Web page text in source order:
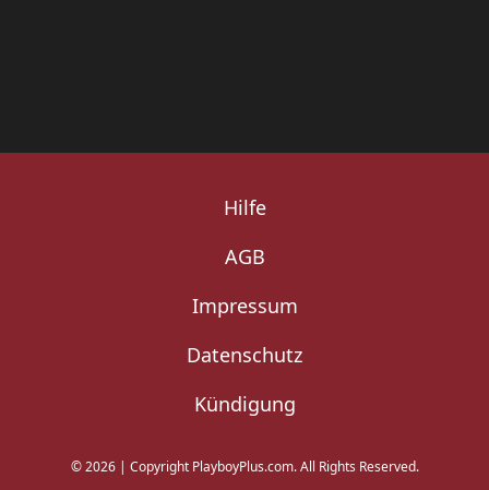
©2026| Copyright PlayboyPlus.com. All Rights Reserved.
Hilfe
AGB
Impressum
Datenschutz
Kündigung